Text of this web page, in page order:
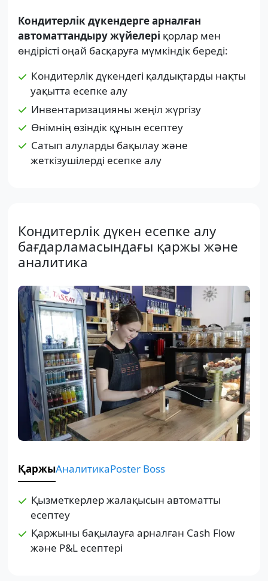
Кондитерлік дүкендерге арналған
автоматтандыру жүйелері қорлар мен
өндірісті оңай басқаруға мүмкіндік береді:
Кондитерлік дүкендегі қалдықтарды нақты
уақытта есепке алу
Инвентаризацияны жеңіл жүргізу
Өнімнің өзіндік құнын есептеу
Сатып алуларды бақылау және
жеткізушілерді есепке алу
Кондитерлік дүкен есепке алу
бағдарламасындағы қаржы және
аналитика
ҚаржыАналитикаPoster Boss
Қызметкерлер жалақысын автоматты
есептеу
Қаржыны бақылауға арналған Cash Flow
және P&L есептері